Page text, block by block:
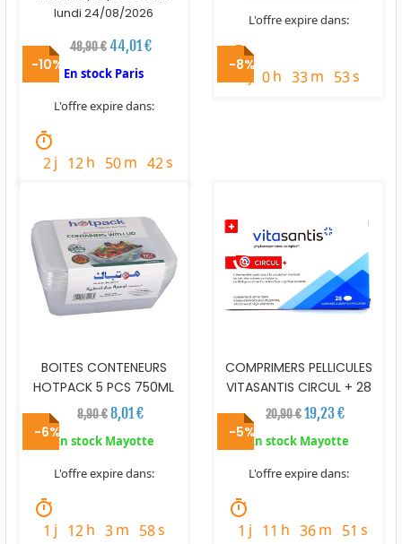
lundi 24/08/2026
48,90 € 44,01 €
En stock Paris
L'offre expire dans:
timer
2j 12h 50m 41s
L'offre expire dans:
timer
j 0h 33m 52s
-10%
BOITES CONTENEURS
HOTPACK 5 PCS 750ML
8,90 €8,01 €
En stock Mayotte
L'offre expire dans:
timer
1 j 12h 3m 57s
-8%
COMPRIMERS PELLICULES
VITASANTIS CIRCUL + 28
20,90 €19,23 €
En stock Mayotte
L'offre expire dans:
timer
1 j 11 h 36m 50 s
-6% -5%